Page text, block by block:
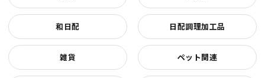
和日配 日配調理加工品
雑貨 ペット関連